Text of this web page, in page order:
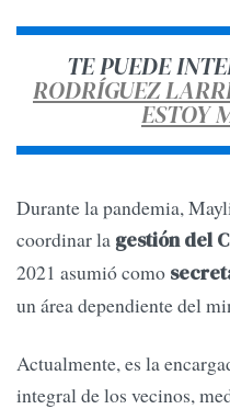
TE PUEDE
RODRÍGUEZ
ESTOY
Durante la pandemia,
coordinar la gestión del
2021 asumió como
un área dependiente del
Actualmente, es la
integral de los vecinos,